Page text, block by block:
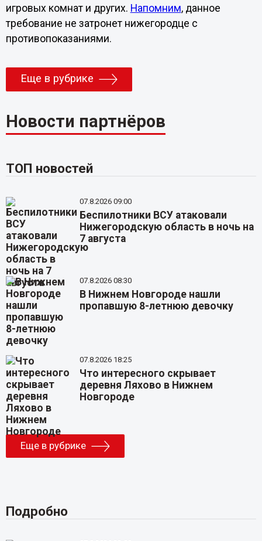
игровых комнат и других. Напомним, данное
требование не затронет нижегородце с
противопоказаниями.
Еще в рубрике
Новости партнёров
ТОП новостей
07.8.2026 09:00
Беспилотники ВСУ атаковали
Нижегородскую область в ночь на
7 августа
07.8.2026 08:30
В Нижнем Новгороде нашли
пропавшую 8-летнюю девочку
07.8.2026 18:25
Что интересного скрывает
деревня Ляхово в Нижнем
Новгороде
Еще в рубрике
Подробно